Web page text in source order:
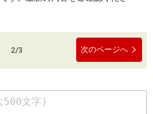
2/3 次のページへ